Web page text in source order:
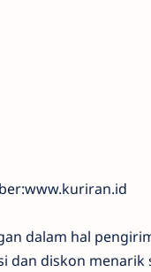
dalam hal
dan diskon